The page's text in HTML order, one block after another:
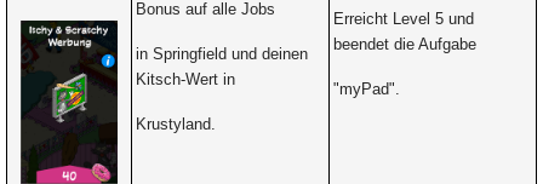
Bonus auf alle Jobs
in Springfield und deinen
Kitsch-Wert in
Krustyland.
Erreicht Level 5 und
beendet die Aufgabe
"myPad".